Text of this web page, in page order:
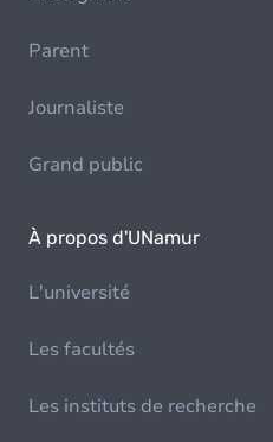
Parent
Journaliste
Grand public
À propos d'UNamur
L'université
Les facultés
Les instituts de recherche